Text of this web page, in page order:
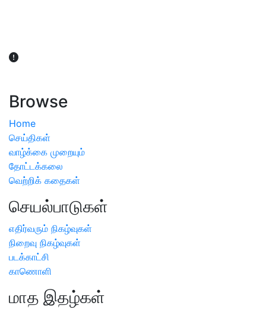
Browse
Home
செய்திகள்
வாழ்க்கை முறையும்
தோட்டக்கலை
வெற்றிக் கதைகள்
செயல்பாடுகள்
எதிர்வரும் நிகழ்வுகள்
நிறைவு நிகழ்வுகள்
படக்காட்சி
காணொளி
மாத இதழ்கள்